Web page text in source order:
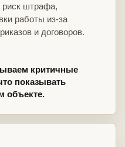
риск штрафа,
работы из-за
и договоров.
критичные
показывать
объекте.